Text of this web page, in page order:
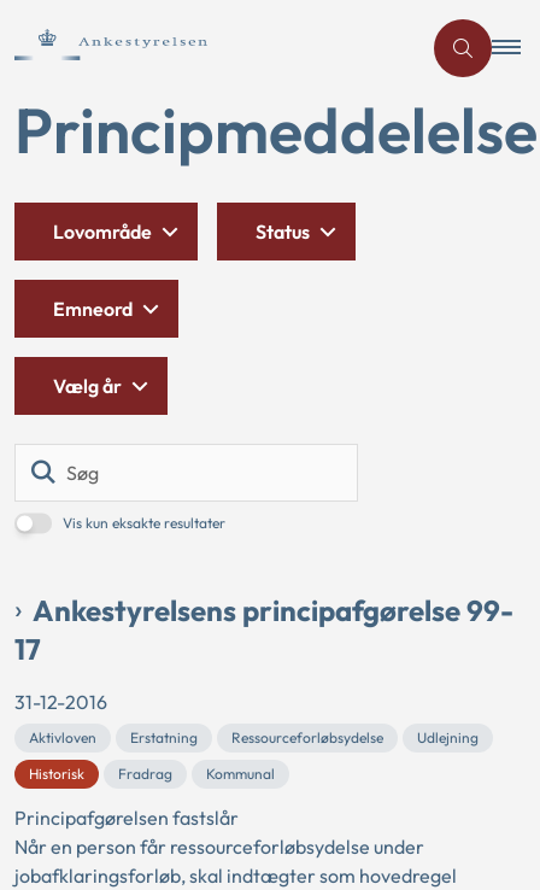
Vis kun eksakte resultater
Lovområde Status
Emneord
Vælg år
Ankestyrelsens principafgørelse 99-
17
31-12-2016
Aktivloven Erstatning Ressourceforløbsydelse
Udlejning
Historisk
Fradrag Kommunal
Principafgørelsen fastslår
Når en person får ressourceforløbsydelse under
jobafklaringsforløb, skal indtægter som hovedregel